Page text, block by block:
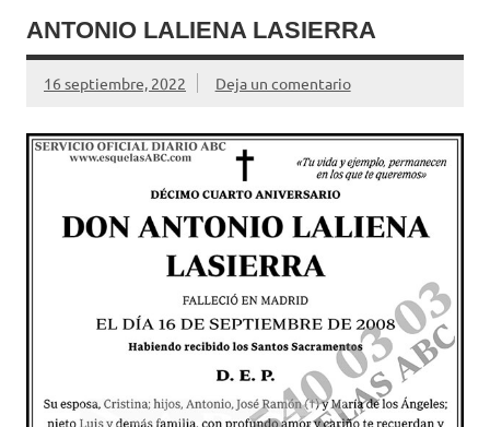
ANTONIO LALIENA LASIERRA
16 septiembre, 2022 Deja un comentario